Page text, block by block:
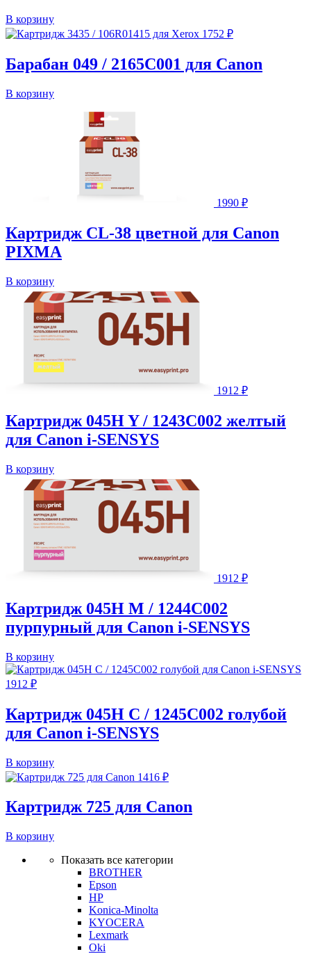
В корзину
1752 ₽
Барабан 049 / 2165C001 для Canon
В корзину
1990 ₽
Картридж CL-38 цветной для Canon
PIXMA
В корзину
1912 ₽
Картридж 045H Y / 1243C002 желтый
для Canon i-SENSYS
В корзину
1912 ₽
Картридж 045H M / 1244C002
пурпурный для Canon i-SENSYS
В корзину
1912 ₽
Картридж 045H C / 1245C002 голубой
для Canon i-SENSYS
В корзину
1416 ₽
Картридж 725 для Canon
В корзину
Показать все категории
BROTHER
Epson
HP
Konica-Minolta
KYOCERA
Lexmark
Oki